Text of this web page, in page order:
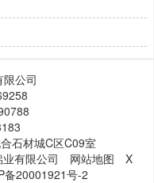
公司
石材城C区C09室
有限公司 网站地图
X
备20001921号-2